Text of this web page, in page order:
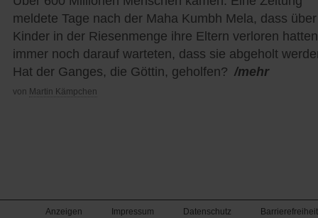
meldete Tage nach der Maha Kumbh Mela, dass
Kinder in der Riesenmenge ihre Eltern verloren
immer noch darauf warteten, dass sie abgeholt
Hat der Ganges, die Göttin, geholfen? /mehr
von Martin Kämpchen
Anzeigen Impressum Datenschutz
Barrierefreiheit